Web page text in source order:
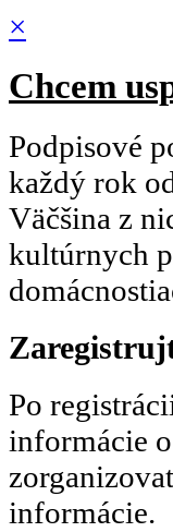
×
Chcem
Podpisové
každý rok
Väčšina z
kultúrnych
Po
informácie
informácie.